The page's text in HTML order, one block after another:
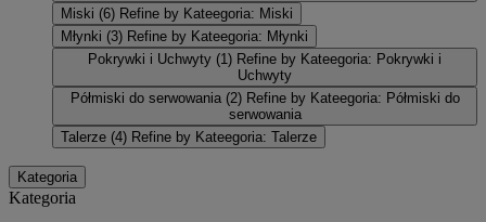
Miski (6) Refine by Kateegoria: Miski
Młynki (3) Refine by Kateegoria: Młynki
Pokrywki i Uchwyty (1) Refine by Kateegoria: Pokrywki i
Uchwyty
Półmiski do serwowania (2) Refine by Kateegoria: Półmiski do
serwowania
Talerze (4) Refine by Kateegoria: Talerze
Kategoria
Kategoria